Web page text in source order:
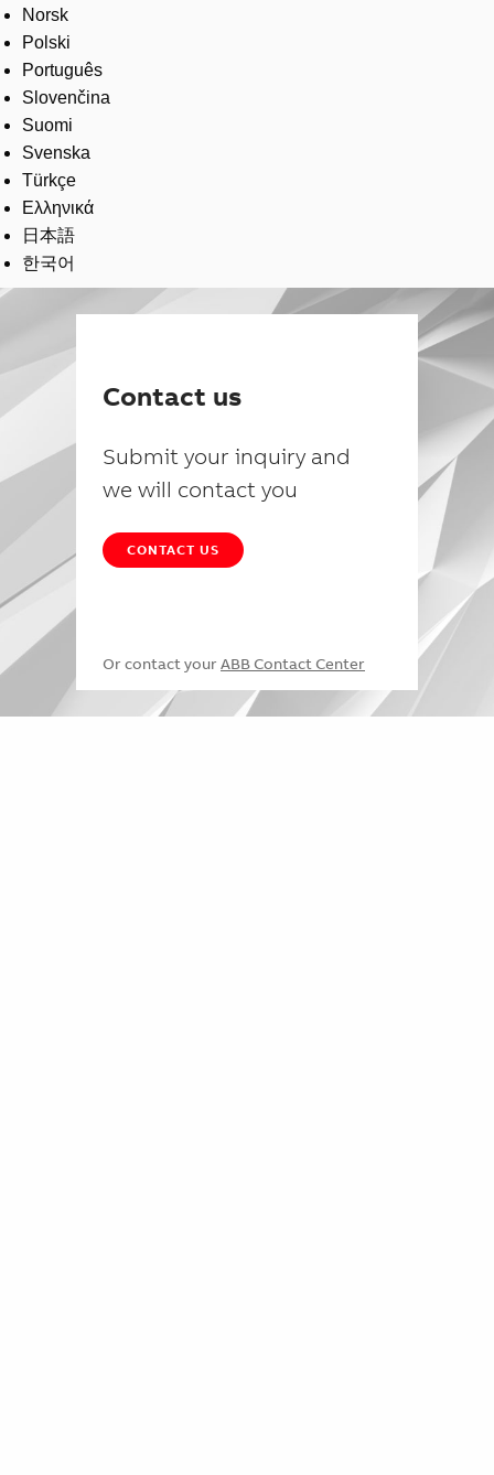
Norsk
Polski
Português
Slovenčina
Suomi
Svenska
Türkçe
Ελληνικά
日本語
한국어
Contact us
Submit your inquiry and
we will contact you
CONTACT US
Or contact your ABB Contact Center